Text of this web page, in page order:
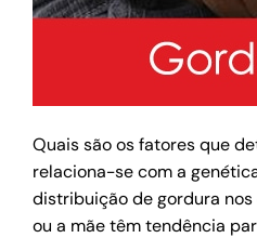
Quais são os fatores que
relaciona-se com a
distribuição de gordura
ou a mãe têm tendência